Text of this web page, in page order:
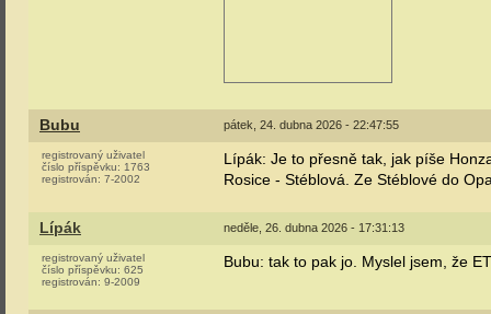
Bubu pátek, 24. dubna 2026 - 22:47:55
registrovaný uživatel
číslo příspěvku: 1763
registrován: 7-2002
Lípák: Je to přesně tak, jak píše
Rosice - Stéblová. Ze Stéblové do
Lípák neděle, 26. dubna 2026 - 17:31:13
registrovaný uživatel
číslo příspěvku: 625
registrován: 9-2009
Bubu: tak to pak jo. Myslel jsem, že